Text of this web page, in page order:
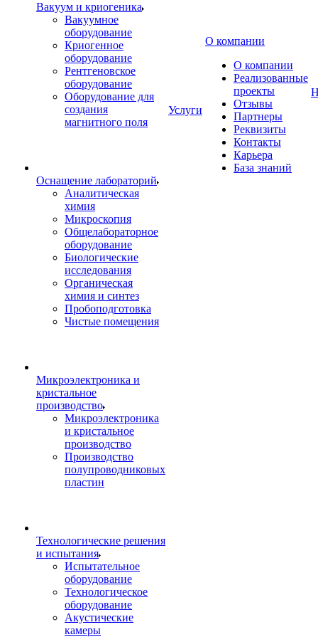
Вакуум и криогеника
Вакуумное
оборудование
Криогенное
оборудование
Рентгеновское
оборудование
Оборудование для
создания
магнитного поля
Оснащение лабораторий
Аналитическая
химия
Микроскопия
Общелабораторное
оборудование
Биологические
исследования
Органическая
химия и синтез
Пробоподготовка
Чистые помещения
Микроэлектроника и
кристальное
производство
Микроэлектроника
и кристальное
производство
Производство
полупроводниковых
пластин
Технологические решения
и испытания
Испытательное
оборудование
Технологическое
оборудование
Акустические
камеры
Услуги
О компании
О компании
Реализованные
проекты
Отзывы
Партнеры
Реквизиты
Контакты
Карьера
База знаний